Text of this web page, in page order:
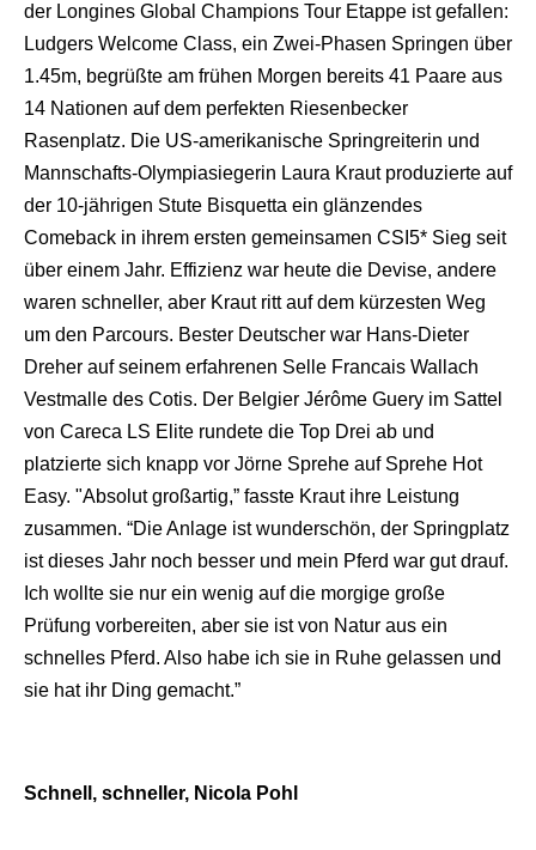
der Longines Global Champions Tour Etappe ist gefallen:
Ludgers Welcome Class, ein Zwei-Phasen Springen über
1.45m, begrüßte am frühen Morgen bereits 41 Paare aus
14 Nationen auf dem perfekten Riesenbecker
Rasenplatz. Die US-amerikanische Springreiterin und
Mannschafts-Olympiasiegerin Laura Kraut produzierte auf
der 10-jährigen Stute Bisquetta ein glänzendes
Comeback in ihrem ersten gemeinsamen CSI5* Sieg seit
über einem Jahr. Effizienz war heute die Devise, andere
waren schneller, aber Kraut ritt auf dem kürzesten Weg
um den Parcours. Bester Deutscher war Hans-Dieter
Dreher auf seinem erfahrenen Selle Francais Wallach
Vestmalle des Cotis. Der Belgier Jérôme Guery im Sattel
von Careca LS Elite rundete die Top Drei ab und
platzierte sich knapp vor Jörne Sprehe auf Sprehe Hot
Easy. "Absolut großartig,” fasste Kraut ihre Leistung
zusammen. “Die Anlage ist wunderschön, der Springplatz
ist dieses Jahr noch besser und mein Pferd war gut drauf.
Ich wollte sie nur ein wenig auf die morgige große
Prüfung vorbereiten, aber sie ist von Natur aus ein
schnelles Pferd. Also habe ich sie in Ruhe gelassen und
sie hat ihr Ding gemacht.”
Schnell, schneller, Nicola Pohl